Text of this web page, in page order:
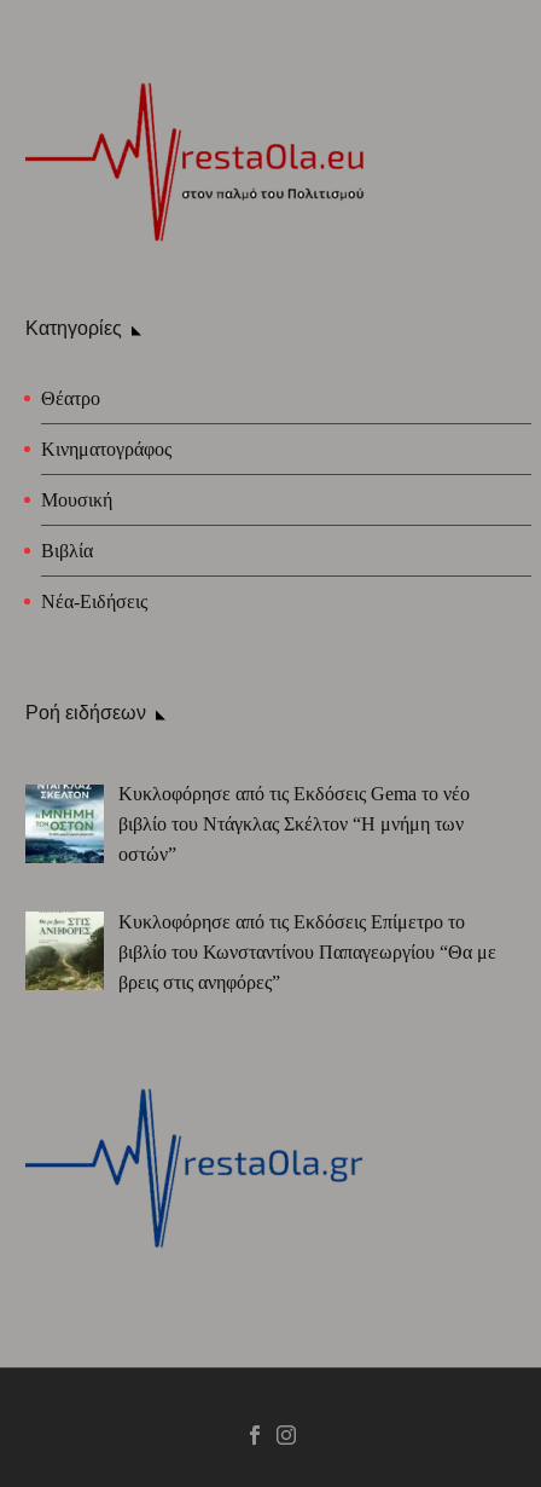
Κατηγορίες
Θέατρο
Κινηματογράφος
Μουσική
Βιβλία
Νέα-Ειδήσεις
Ροή ειδήσεων
Κυκλοφόρησε από τις Εκδόσεις Gema το νέο
βιβλίο του Ντάγκλας Σκέλτον “Η μνήμη των
οστών”
Κυκλοφόρησε από τις Εκδόσεις Επίμετρο το
βιβλίο του Κωνσταντίνου Παπαγεωργίου “Θα με
βρεις στις ανηφόρες”